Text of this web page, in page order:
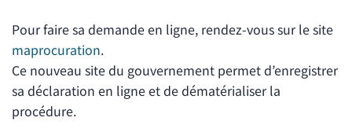
Pour faire sa demande en ligne, rendez-vous sur le site
maprocuration.
Ce nouveau site du gouvernement permet d’enregistrer
sa déclaration en ligne et de dématérialiser la
procédure.